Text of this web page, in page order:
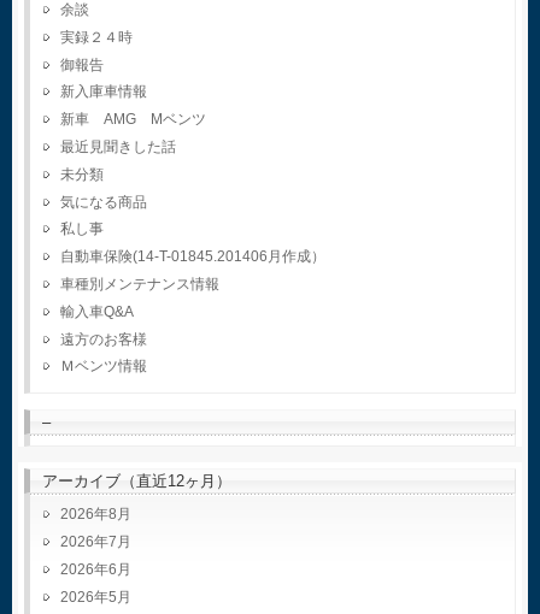
余談
実録２４時
御報告
新入庫車情報
新車 AMG Mベンツ
最近見聞きした話
未分類
気になる商品
私し事
自動車保険(14-T-01845.201406月作成）
車種別メンテナンス情報
輸入車Q&A
遠方のお客様
Ｍベンツ情報
–
アーカイブ（直近12ヶ月）
2026年8月
2026年7月
2026年6月
2026年5月